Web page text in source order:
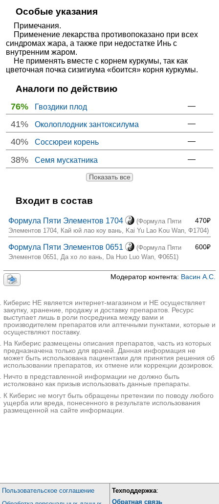
Особые указания
Примечания.
Применение лекарства противопоказано при всех
синдромах жара, а также при недостатке Инь с
внутренним жаром.
Не применять вместе с корнем куркумы, так как
цветочная почка сизигиума «боится» корня куркумы.
Аналоги по действию
76% —
Гвоздики плод
41% —
Околоплодник зантоксилума
40% —
Соссюреи корень
38% —
Семя мускатника
Показать все
Входит в состав
470₽
Формула Пяти Элементов 1704
(Формула Пяти
Элементов 1704, Кай юй лао коу вань, Kai Yu Lao Kou Wan, Ф1704)
600₽
Формула Пяти Элементов 0651
(Формула Пяти
Элементов 0651, Да хо ло вань, Da Huo Luo Wan, Ф0651)
Модератор контента: Васин А.С.
Киберис НЕ является интернет-магазином и НЕ осуществляет
закупку, хранение, продажу и доставку препаратов. Ресурс
выступает лишь в роли посредника между вами и
производителем препаратов или аптечными пунктами, которые и
осуществляют поставку.
На Киберис размещены описания препаратов, часть из которых
предназначена только для врачей. Данная информация не
может быть использована пациентами для принятия решения об
использовании препаратов, их отмене или коррекции дозировок.
Ничто в представленной информации не должно быть
истолковано как призыв использовать данные препараты.
К Киберис не могут быть обращены претензии по поводу любого
ущерба или вреда, понесенного в результате использования
размещенной на сайте информации.
Пользовательское соглашение
Техподдержка:
Обратная связь